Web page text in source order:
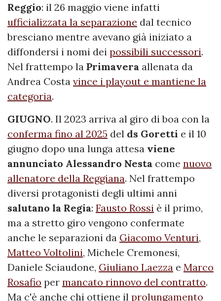
Reggio: il 26 maggio viene infatti
ufficializzata la separazione dal tecnico
bresciano mentre avevano già iniziato a
diffondersi i nomi dei possibili successori.
Nel frattempo la Primavera allenata da
Andrea Costa vince i playout e mantiene la
categoria.
GIUGNO. Il 2023 arriva al giro di boa con la
conferma fino al 2025 del ds Goretti e il 10
giugno dopo una lunga attesa viene
annunciato Alessandro Nesta come nuovo
allenatore della Reggiana. Nel frattempo
diversi protagonisti degli ultimi anni
salutano la Regia: Fausto Rossi è il primo,
ma a stretto giro vengono confermate
anche le separazioni da Giacomo Venturi,
Matteo Voltolini, Michele Cremonesi,
Daniele Sciaudone, Giuliano Laezza e Marco
Rosafio per mancato rinnovo del contratto.
Ma c'è anche chi ottiene il prolungamento